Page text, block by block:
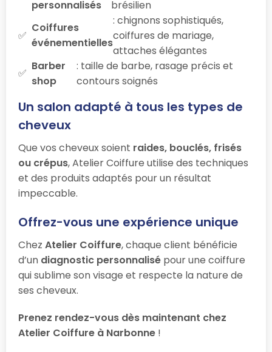
personnalisés
brésilien
Coiffures
événementielles
: chignons sophistiqués,
coiffures de mariage,
attaches élégantes
Barber
shop
: taille de barbe, rasage précis et
contours soignés
Un salon adapté à tous les types de
cheveux
Que vos cheveux soient raides, bouclés, frisés
ou crépus, Atelier Coiffure utilise des techniques
et des produits adaptés pour un résultat
impeccable.
Offrez-vous une expérience unique
Chez Atelier Coiffure, chaque client bénéficie
d’un diagnostic personnalisé pour une coiffure
qui sublime son visage et respecte la nature de
ses cheveux.
Prenez rendez-vous dès maintenant chez
Atelier Coiffure à Narbonne !